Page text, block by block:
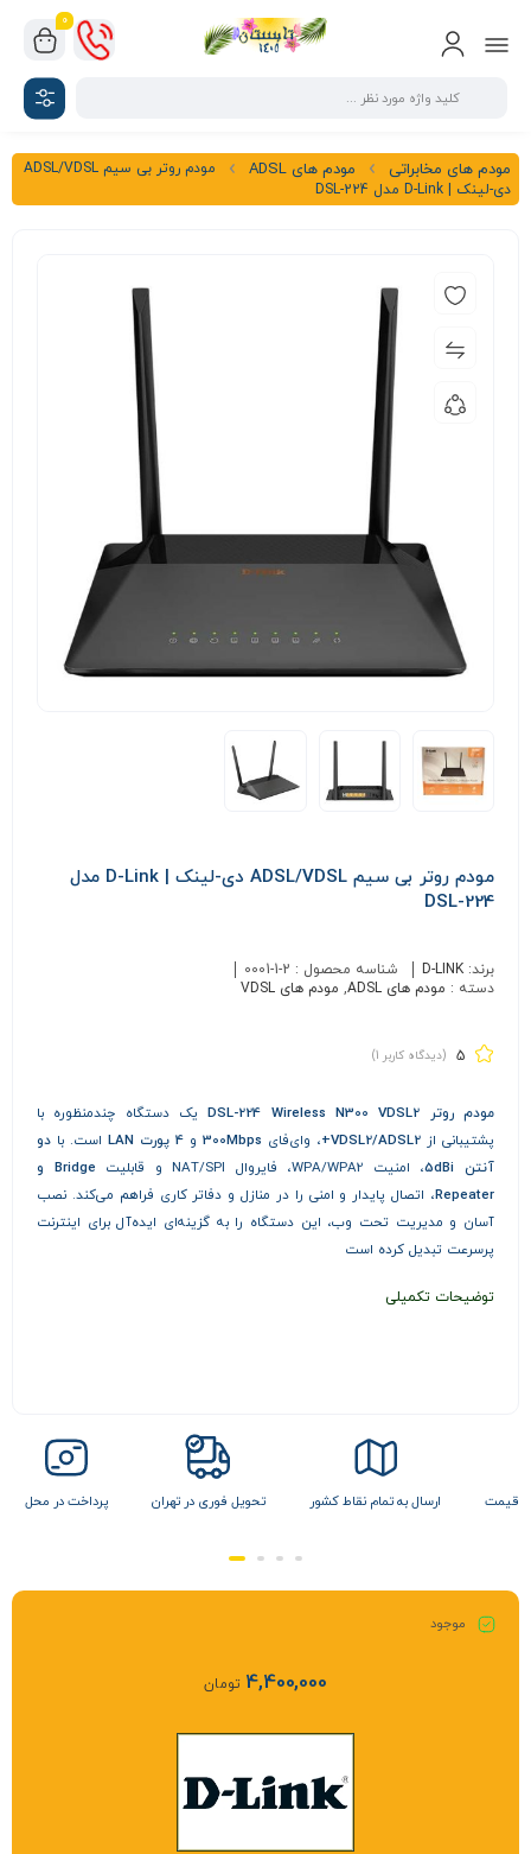
0
مودم های مخابراتی مودم های ADSL
مودم روتر بی سیم ADSL/VDSL
دی-لینک | D-Link مدل DSL-224
مودم روتر بی سیم ADSL/VDSL دی-لینک | D-Link مدل
DSL-224
برند: D-LINK شناسه محصول : 0001-1-2
دسته : مودم های ADSL , مودم های VDSL
5 (دیدگاه کاربر 1
)
مودم روتر DSL-224 Wireless N300 VDSL2
یک دستگاه چندمنظوره با
پشتیبانی از VDSL2/ADSL2+ ، وای‌فای 300Mbps و 4 پورت LAN است. با دو
آنتن 5dBi
، امنیت WPA/WPA2، فایروال NAT/SPI و قابلیت
Bridge و
Repeater، اتصال پایدار و امنی را در منازل و دفاتر کاری فراهم می‌کند. نصب
آسان و مدیریت تحت وب، این دستگاه را به گزینه‌ای ایده‌آل برای اینترنت
پرسرعت تبدیل کرده است
توضیحات تکمیلی
قیمت ارسال به تمام نقاط کشور تحویل فوری در تهران پرداخت در محل
موجود
4,400,000 تومان